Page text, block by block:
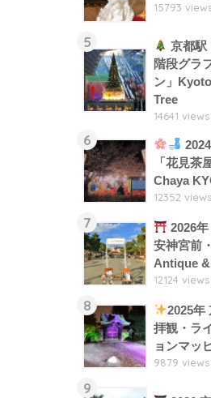
15793
5
京都駅
階段グラ
ン」
Tree
14641 views
6
「花見
Chaya
12352 views
7
2026
安神宮前
Antique
12124 views
8
2025年
拝観・ラ
ョンマッ
9879 views
9